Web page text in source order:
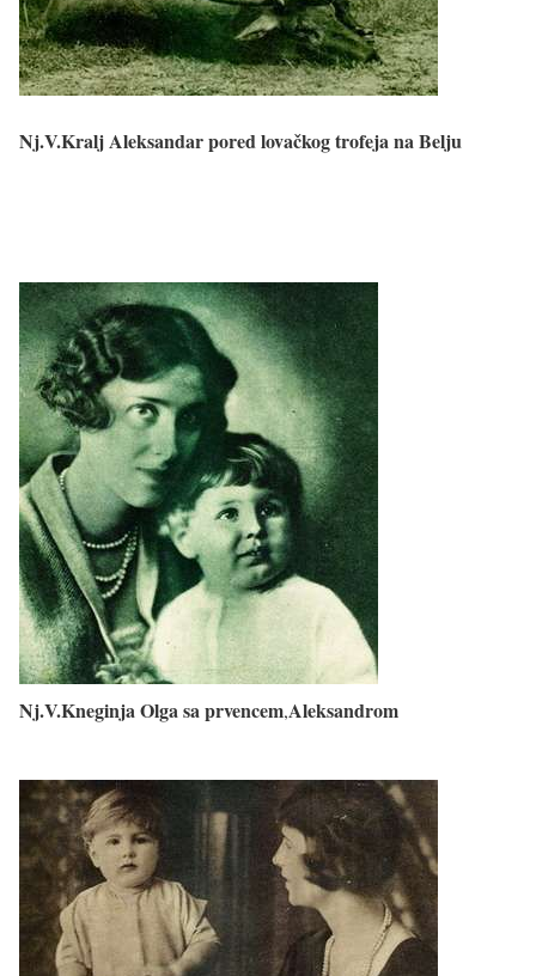
Nj.V.Kralj Aleksandar pored lovačkog trofeja na Belju
Nj.V.Kneginja Olga sa prvencem,Aleksandrom